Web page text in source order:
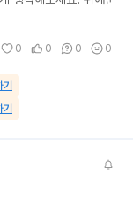
0 0 0 0
기
기